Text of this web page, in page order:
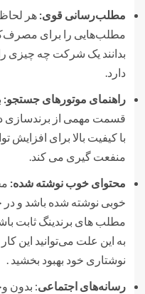
مطلب‌رسانی قوی: هر
مطلب‌هایی را برای
بدانند یک شرکت چه چیزی
دارد.
راهنمای موتورهای جستجو:
قسمت مهمی از برندسازی
با کیفیت بالا برای افزایش
منفعت گیری می کند.
محتوای خوب نوشته شده:
خوبی نوشته شده باشد و
مطلب های برندینگ ثابت
به این علت می‌توانید این
نوشتاری خود بهبود بخشید .
رسانه‌های اجتماعی: بدون